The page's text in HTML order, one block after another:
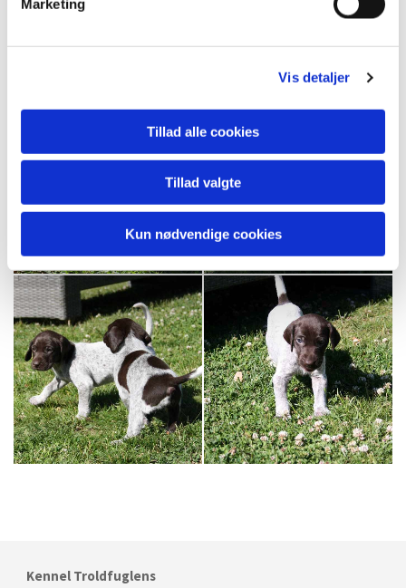
Marketing
Vis detaljer
Tillad alle cookies
Tillad valgte
Kun nødvendige cookies
Kennel Troldfuglens